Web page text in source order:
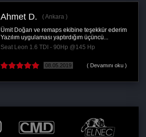
Ahmet D.
Ankara
Ümit Doğan ve remaps ekibine teşekkür ederim
Yazılım uygulaması yaptırdığım üçüncü...
Seat Leon 1.6 TDI - 90Hp @145 Hp
08.05.2019 ( Devamını oku )